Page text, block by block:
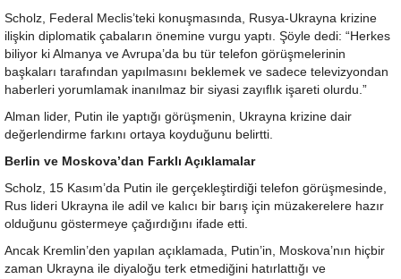
Scholz, Federal Meclis’teki konuşmasında, Rusya-Ukrayna krizine
ilişkin diplomatik çabaların önemine vurgu yaptı. Şöyle dedi: “Herkes
biliyor ki Almanya ve Avrupa’da bu tür telefon görüşmelerinin
başkaları tarafından yapılmasını beklemek ve sadece televizyondan
haberleri yorumlamak inanılmaz bir siyasi zayıflık işareti olurdu.”
Alman lider, Putin ile yaptığı görüşmenin, Ukrayna krizine dair
değerlendirme farkını ortaya koyduğunu belirtti.
Berlin ve Moskova’dan Farklı Açıklamalar
Scholz, 15 Kasım’da Putin ile gerçekleştirdiği telefon görüşmesinde,
Rus lideri Ukrayna ile adil ve kalıcı bir barış için müzakerelere hazır
olduğunu göstermeye çağırdığını ifade etti.
Ancak Kremlin’den yapılan açıklamada, Putin’in, Moskova’nın hiçbir
zaman Ukrayna ile diyaloğu terk etmediğini hatırlattığı ve